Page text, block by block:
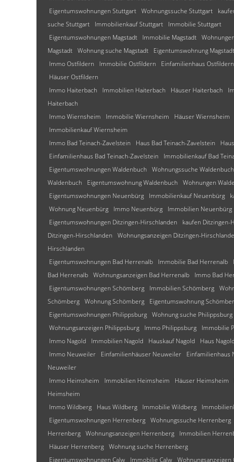
Eigentumswohnungen Stuttgart Wohnungssuche Stuttgart
suche Stuttgart
Immobilienkauf Stuttgart
Immobilie Stuttgart
Eigentumswohnungen Magstadt
Immobilie Magstadt
Magstadt Wohnung suche Magstadt
Eigentumswohnung Magstadt
Immo Ostfildern
Immobilie Ostfildern Einfamilienhaus Ostfildern
Häuser Ostfildern
Immo Haiterbach
Immobilien Haiterbach Häuser Haiterbach
Haiterbach
Immo Wiernsheim
Immobilie Wiernsheim Häuser Wiernsheim
Immobilienkauf Wiernsheim
Immo Bad Teinach-Zavelstein
Haus Bad Teinach-Zavelstein
Einfamilienhaus Bad Teinach-Zavelstein
Immobilienkauf Bad
Eigentumswohnungen Waldenbuch
Wohnungssuche Waldenbuch
Waldenbuch
Eigentumswohnung Waldenbuch Wohnungen
Eigentumswohnungen Neuenbürg
Immobilienkauf Neuenbürg
Wohnung Neuenbürg
Immo Neuenbürg Immobilien Neuenbürg
Eigentumswohnungen Ditzingen-Hirschlanden
kaufen Ditzingen-
Ditzingen-Hirschlanden
Wohnungsanzeigen Ditzingen-
Hirschlanden
Eigentumswohnungen Bad Herrenalb
Immobilie Bad Herrenalb
Bad Herrenalb Wohnungsanzeigen Bad Herrenalb Immo Bad
Eigentumswohnungen Schömberg
Immobilien Schömberg
Schömberg Wohnung Schömberg Eigentumswohnung
Eigentumswohnungen Philippsburg Wohnung suche Philippsburg
Wohnungsanzeigen Philippsburg
Immo Philippsburg Immobilie
Immo Nagold
Immobilien Nagold Hauskauf Nagold Haus Nagold
Immo Neuweiler
Einfamilienhäuser Neuweiler Einfamilienhaus
Neuweiler
Immo Heimsheim
Immobilien Heimsheim Häuser Heimsheim
Heimsheim
Immo Wildberg
Haus Wildberg Immobilie Wildberg
Eigentumswohnungen Herrenberg Wohnungssuche Herrenberg
Herrenberg Wohnungsanzeigen Herrenberg Immobilien
Häuser Herrenberg Wohnung suche Herrenberg
Eigentumswohnungen Calw
Immobilie Calw Wohnungsanzeigen